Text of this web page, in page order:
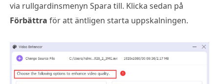
via rullgardinsmenyn Spara till. Klicka sedan på
Förbättra för att äntligen starta uppskalningen.